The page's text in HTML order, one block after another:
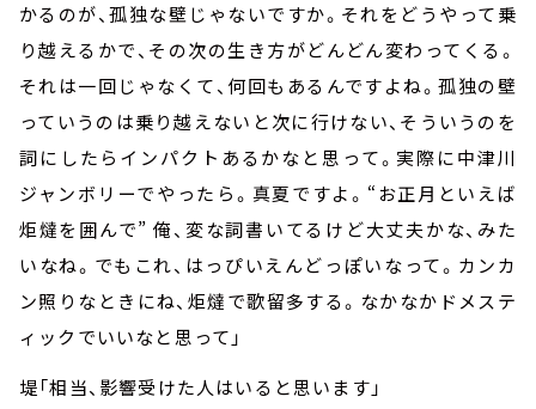
かるのが、孤独な壁じゃないですか。それをどうやって乗
り越えるかで、その次の生き方がどんどん変わってくる。
それは一回じゃなくて、何回もあるんですよね。孤独の壁
っていうのは乗り越えないと次に行けない、そういうのを
詞にしたらインパクトあるかなと思って。実際に中津川
ジャンボリーでやったら。真夏ですよ。“お正月といえば
炬燵を囲んで” 俺、変な詞書いてるけど大丈夫かな、みた
いなね。でもこれ、はっぴいえんどっぽいなって。カンカ
ン照りなときにね、炬燵で歌留多する。なかなかドメステ
ィックでいいなと思って」
堤「相当、影響受けた人はいると思います」